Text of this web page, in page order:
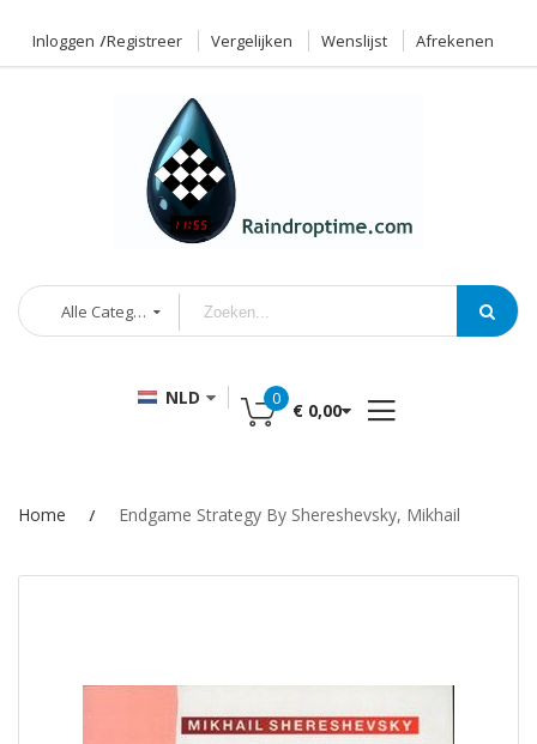
Inloggen Registreer Vergelijken Wenslijst Afrekenen
Alle Categorieën
NLD 0
€ 0,00
Home Endgame Strategy By Shereshevsky, Mikhail